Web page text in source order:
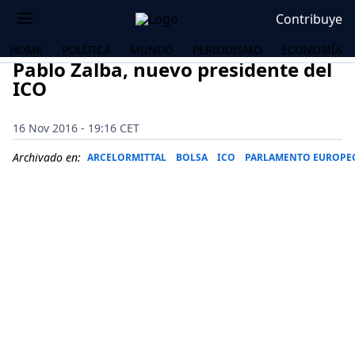
Contribuye
HOME POLÍTICA MUNDO PERIODISMO ECONOMÍA
Pablo Zalba, nuevo presidente del
ICO
16 Nov 2016 - 19:16 CET
Archivado en: ARCELORMITTAL BOLSA ICO PARLAMENTO